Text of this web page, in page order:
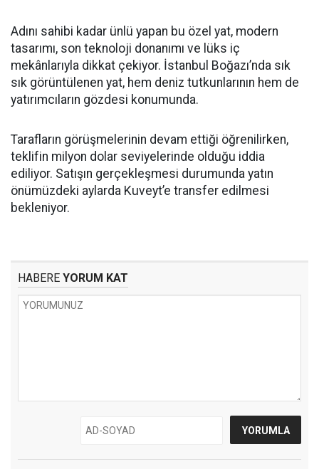
Adını sahibi kadar ünlü yapan bu özel yat, modern
tasarımı, son teknoloji donanımı ve lüks iç
mekânlarıyla dikkat çekiyor. İstanbul Boğazı’nda sık
sık görüntülenen yat, hem deniz tutkunlarının hem de
yatırımcıların gözdesi konumunda.
Tarafların görüşmelerinin devam ettiği öğrenilirken,
teklifin milyon dolar seviyelerinde olduğu iddia
ediliyor. Satışın gerçekleşmesi durumunda yatın
önümüzdeki aylarda Kuveyt’e transfer edilmesi
bekleniyor.
HABERE YORUM KAT